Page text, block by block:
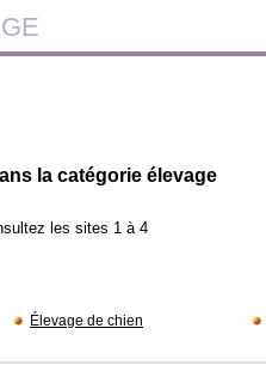
la catégorie élevage
les sites 1 à 4
Élevage de chien